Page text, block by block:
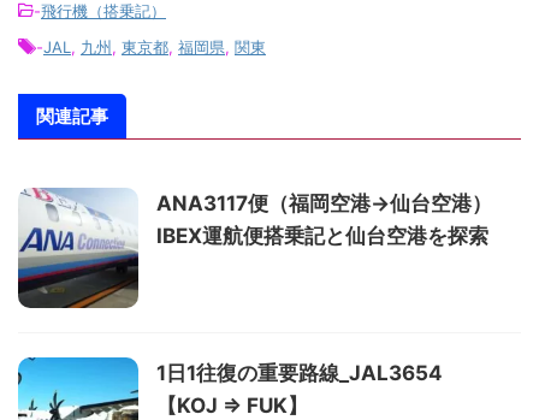
-飛行機（搭乗記）
-JAL , 九州, 東京都, 福岡県, 関東
関連記事
ANA3117便（福岡空港→仙台空港）
IBEX運航便搭乗記と仙台空港を探索
1日1往復の重要路線_JAL3654
【KOJ ⇒ FUK】